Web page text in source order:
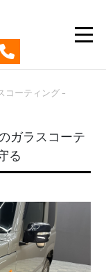
コーティング –
ガラスコーテ
る